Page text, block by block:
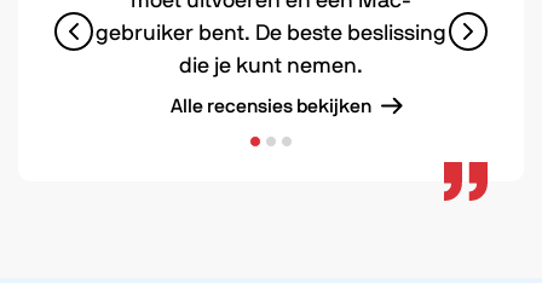
gebruiker bent. De beste beslissing
die je kunt nemen.
Alle recensies bekijken